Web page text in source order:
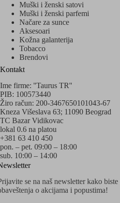
Muški i ženski satovi
Muški i ženski parfemi
Načare za sunce
Aksesoari
Kožna galanterija
Tobacco
Brendovi
Kontakt
Ime firme: ''Taurus TR''
PIB: 100573440
Žiro račun: 200-3467650101043-67
Kneza Višeslava 63; 11090 Beograd
TC Bazar Vidikovac
lokal 0.6 na platou
+381 63 410 450
pon. – pet. 09:00 – 18:00
sub. 10:00 – 14:00
se na naš newsletter kako
o akcijama i popustima!